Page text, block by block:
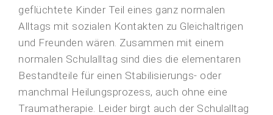
geflüchtete Kinder Teil eines ganz normalen
Alltags mit sozialen Kontakten zu Gleichaltrigen
und Freunden wären. Zusammen mit einem
normalen Schulalltag sind dies die elementaren
Bestandteile für einen Stabilisierungs- oder
manchmal Heilungsprozess, auch ohne eine
Traumatherapie. Leider birgt auch der Schulalltag